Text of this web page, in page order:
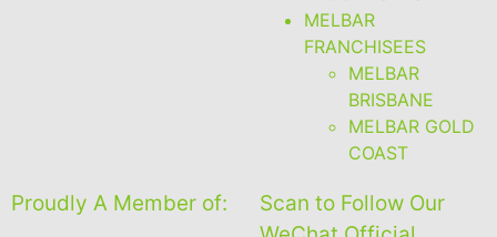
MELBAR
FRANCHISEES
MELBAR
BRISBANE
MELBAR GOLD
COAST
Proudly A Member of:
Scan to Follow Our